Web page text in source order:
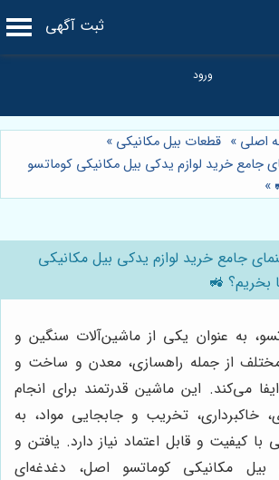
ثبت آگهی
اصلی » قطعات بیل مکانیکی »
جامع خرید لوازم یدکی بیل مکانیکی کوماتسو
»
جامع خرید لوازم یدکی بیل مکانیکی
بخریم؟ 🚜
به عنوان یکی از ماشین‌آلات سنگین و
مختلف از جمله راهسازی، معدن و ساخت و
می‌کند. این ماشین قدرتمند برای انجام
خاکبرداری، تخریب و جابجایی مواد، به
با کیفیت و قابل اعتماد نیاز دارد. یافتن و
بیل مکانیکی کوماتسو اصل، دغدغه‌ای